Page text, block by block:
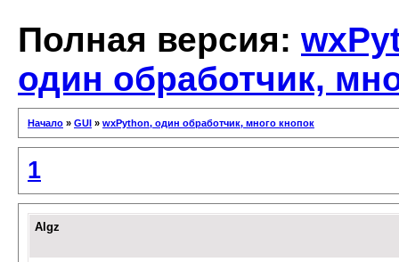
Полная версия:
один обработчик,
Начало » GUI » wxPython, один обработчик, много кнопок
1
Algz